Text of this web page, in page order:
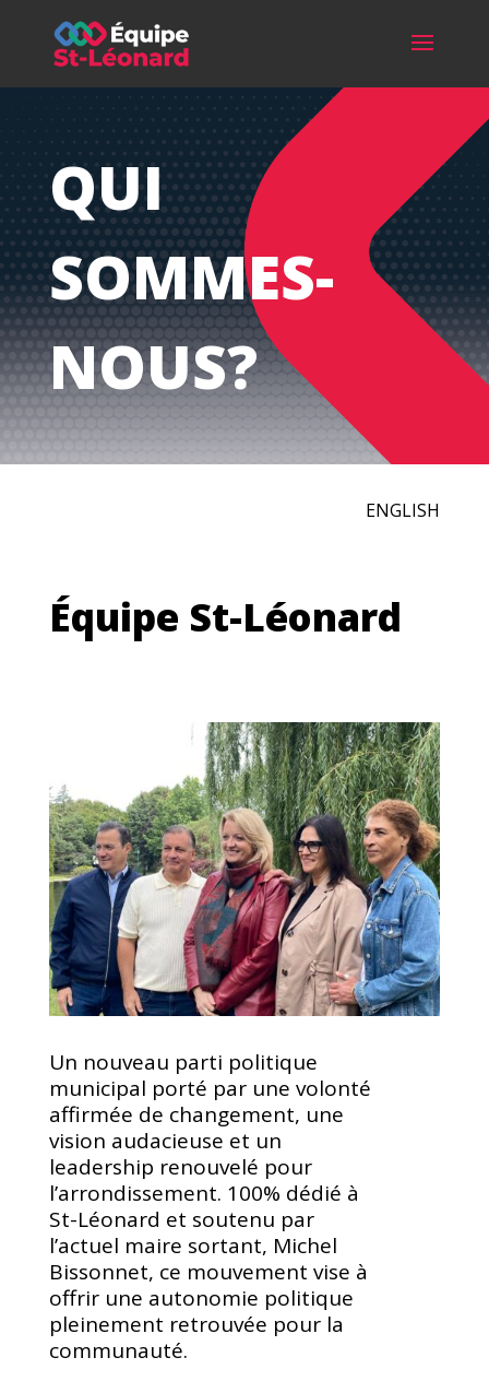
QUI
SOMMES-
NOUS?
ENGLISH
Équipe St-Léonard
Un nouveau parti politique
municipal porté par une volonté
affirmée de changement, une
vision audacieuse et un
leadership renouvelé pour
l’arrondissement. 100% dédié à
St-Léonard et soutenu par
l’actuel maire sortant, Michel
Bissonnet, ce mouvement vise à
offrir une autonomie politique
pleinement retrouvée pour la
communauté.